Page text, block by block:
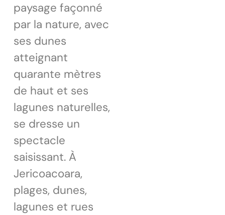
paysage façonné
par la nature, avec
ses dunes
atteignant
quarante mètres
de haut et ses
lagunes naturelles,
se dresse un
spectacle
saisissant. À
Jericoacoara,
plages, dunes,
lagunes et rues